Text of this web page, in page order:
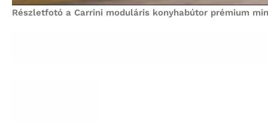
Részletfotó a Carrini moduláris konyhabútor prémium